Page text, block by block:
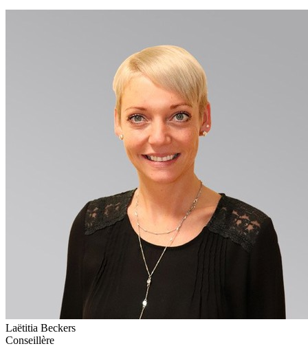
Laëtitia Beckers
Conseillère